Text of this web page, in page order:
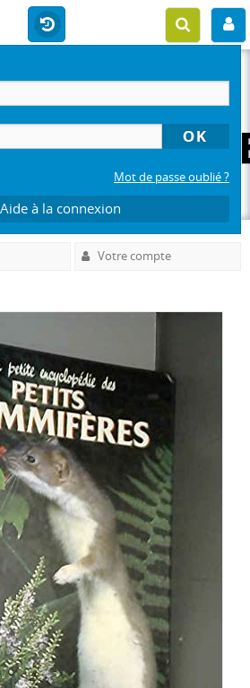
Mot de passe oublié ?
Aide à la connexion
Votre compte